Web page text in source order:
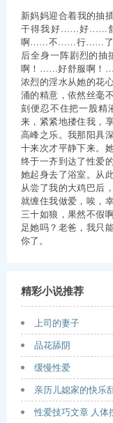
新妈妈迎合着我的
干得我好……好
啊……不……行……了！
后全身一阵剧烈的
啊！……好舒服啊
浓烈的淫水从她的花
涌的精意，依然丝毫
刻便忍不住把一股精
来，紧紧地搂住我，
高峰之乐。我那阳具
十来次才平静下来。
终于一齐到达了性爱
她起身去了浴室。从
从尝了我的大鸡巴后
就缠住我做爱，唉，
三十如狼，果然不假
足她吗？老爸，我只
你了。
精彩小说推荐
上司的妻子
品花舔阴
缓慢性爱
亲历儿媳家的快乐
性爱技巧文章 人体